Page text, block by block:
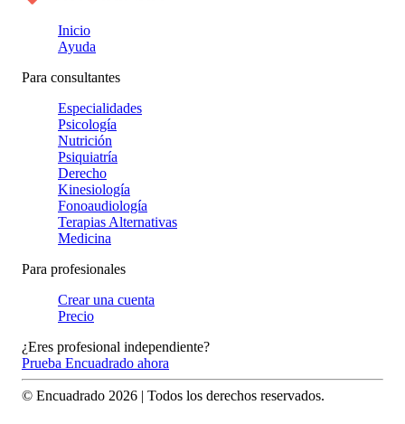
Inicio
Ayuda
Para consultantes
Especialidades
Psicología
Nutrición
Psiquiatría
Derecho
Kinesiología
Fonoaudiología
Terapias Alternativas
Medicina
Para profesionales
Crear una cuenta
Precio
¿Eres profesional independiente?
Prueba Encuadrado ahora
© Encuadrado 2026 | Todos los derechos reservados.